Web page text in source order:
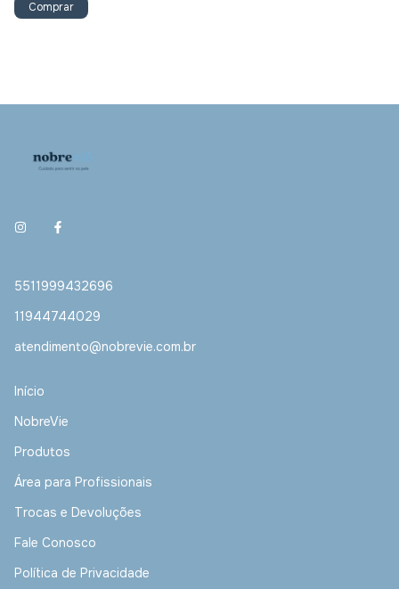
5511999432696
11944744029
atendimento@nobrevie.com.br
Início
NobreVie
Produtos
Área para Profissionais
Trocas e Devoluções
Fale Conosco
Política de Privacidade